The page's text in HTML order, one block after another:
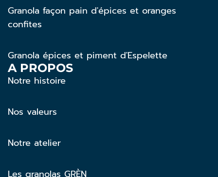
Granola façon pain d'épices et oranges
confites
Granola épices et piment d'Espelette
A PROPOS
Notre histoire
Nos valeurs
Notre atelier
Les granolas GRÈN